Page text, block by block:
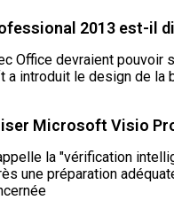
2013 est-il
Office devraient
a introduit le design de
Microsoft Visio
la "vérification
une préparation